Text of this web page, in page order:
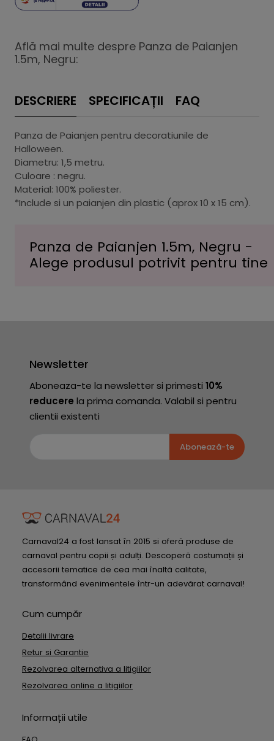
Află mai multe despre Panza de Paianjen
1.5m, Negru:
DESCRIERE SPECIFICAȚII FAQ
Panza de Paianjen pentru decoratiunile de
Halloween.
Diametru: 1,5 metru.
Culoare : negru.
Material: 100% poliester.
*Include si un paianjen din plastic (aprox 10 x 15 cm).
Panza de Paianjen 1.5m, Negru -
Alege produsul potrivit pentru tine
Newsletter
Aboneaza-te la newsletter si primesti 10%
reducere la prima comanda. Valabil si pentru
clientii existenti
Abonează-te
Carnaval24 a fost lansat în 2015 si oferă produse de
carnaval pentru copii și adulți. Descoperă costumații și
accesorii tematice de cea mai înaltă calitate,
transformând evenimentele într-un adevărat carnaval!
Cum cumpăr
Detalii livrare
Retur si Garantie
Rezolvarea alternativa a litigiilor
Rezolvarea online a litigiilor
Informații utile